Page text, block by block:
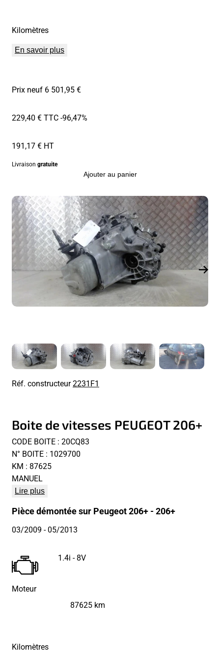
Kilomètres
En savoir plus
Prix neuf 6 501,95 €
229,40 € TTC-96,47%
191,17 € HT
Livraison gratuite
Ajouter au panier
Réf. constructeur2231F1
Boite de vitesses PEUGEOT 206+
CODE BOITE : 20CQ83
N° BOITE : 1029700
KM : 87625
MANUEL
Lire plus
Pièce démontée sur Peugeot 206+ - 206+
03/2009 - 05/2013
Moteur
1.4i - 8V
Kilomètres
87625 km